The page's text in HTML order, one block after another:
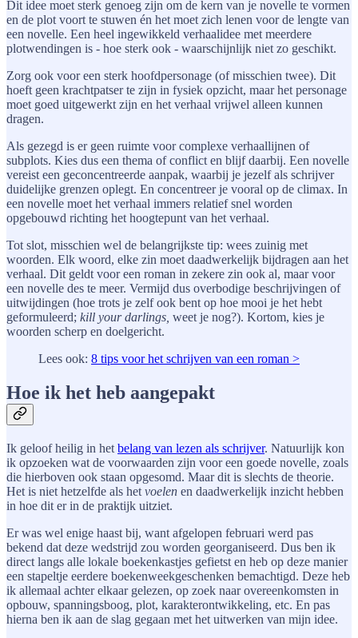
Dit idee moet sterk genoeg zijn om de kern van je novelle te vormen
en de plot voort te stuwen én het moet zich lenen voor de lengte van
een novelle. Een heel ingewikkeld verhaalidee met meerdere
plotwendingen is - hoe sterk ook - waarschijnlijk niet zo geschikt.
Zorg ook voor een sterk hoofdpersonage (of misschien twee). Dit
hoeft geen krachtpatser te zijn in fysiek opzicht, maar het personage
moet goed uitgewerkt zijn en het verhaal vrijwel alleen kunnen
dragen.
Als gezegd is er geen ruimte voor complexe verhaallijnen of
subplots. Kies dus een thema of conflict en blijf daarbij. Een novelle
vereist een geconcentreerde aanpak, waarbij je jezelf als schrijver
duidelijke grenzen oplegt. En concentreer je vooral op de climax. In
een novelle moet het verhaal immers relatief snel worden
opgebouwd richting het hoogtepunt van het verhaal.
Tot slot, misschien wel de belangrijkste tip: wees zuinig met
woorden. Elk woord, elke zin moet daadwerkelijk bijdragen aan het
verhaal. Dit geldt voor een roman in zekere zin ook al, maar voor
een novelle des te meer. Vermijd dus overbodige beschrijvingen of
uitwijdingen (hoe trots je zelf ook bent op hoe mooi je het hebt
geformuleerd; kill your darlings, weet je nog?). Kortom, kies je
woorden scherp en doelgericht.
Lees ook: 8 tips voor het schrijven van een roman >
Hoe ik het heb aangepakt
Ik geloof heilig in het belang van lezen als schrijver. Natuurlijk kon
ik opzoeken wat de voorwaarden zijn voor een goede novelle, zoals
die hierboven ook staan opgesomd. Maar dit is slechts de theorie.
Het is niet hetzelfde als het voelen en daadwerkelijk inzicht hebben
in hoe dit er in de praktijk uitziet.
Er was wel enige haast bij, want afgelopen februari werd pas
bekend dat deze wedstrijd zou worden georganiseerd. Dus ben ik
direct langs alle lokale boekenkastjes gefietst en heb op deze manier
een stapeltje eerdere boekenweekgeschenken bemachtigd. Deze heb
ik allemaal achter elkaar gelezen, op zoek naar overeenkomsten in
opbouw, spanningsboog, plot, karakterontwikkeling, etc. En pas
hierna ben ik aan de slag gegaan met het uitwerken van mijn idee.